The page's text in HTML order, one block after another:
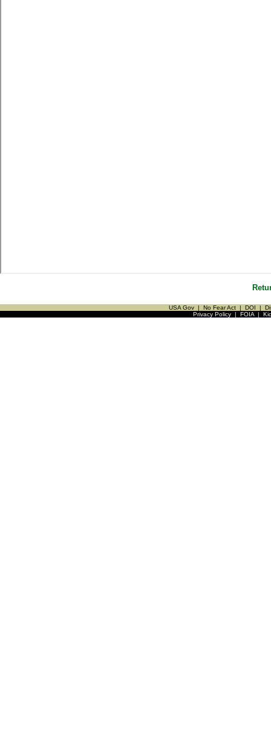
USA Gov | No Fear Act | DOI |
Privacy Policy| FOIA|